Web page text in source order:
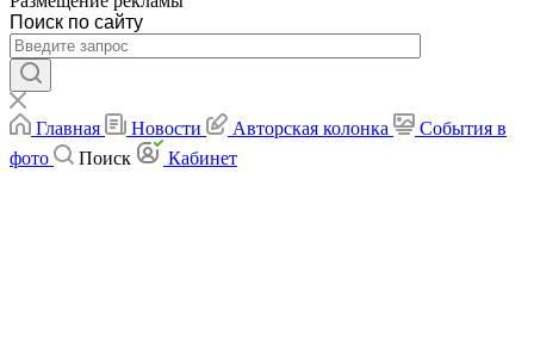
Поиск по сайту
Главная Новости Авторская колонка
События в
фото
Поиск Кабинет